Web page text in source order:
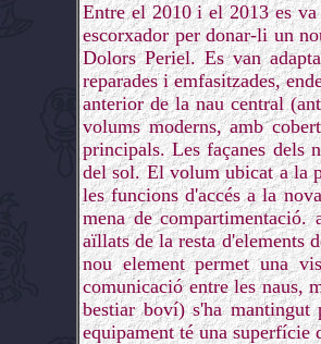
Entre el 2010 i el 2013 es
escorxador per donar-li un
Dolors Periel. Es van
reparades i emfasitzades,
anterior de la nau central
volums moderns, amb
principals. Les façanes dels
del sol. El volum ubicat a la
les funcions d'accés a la
mena de
aïllats de la resta d'elements
nou element permet una
comunicació entre les naus,
bestiar boví) s'ha
equipament té una superfície